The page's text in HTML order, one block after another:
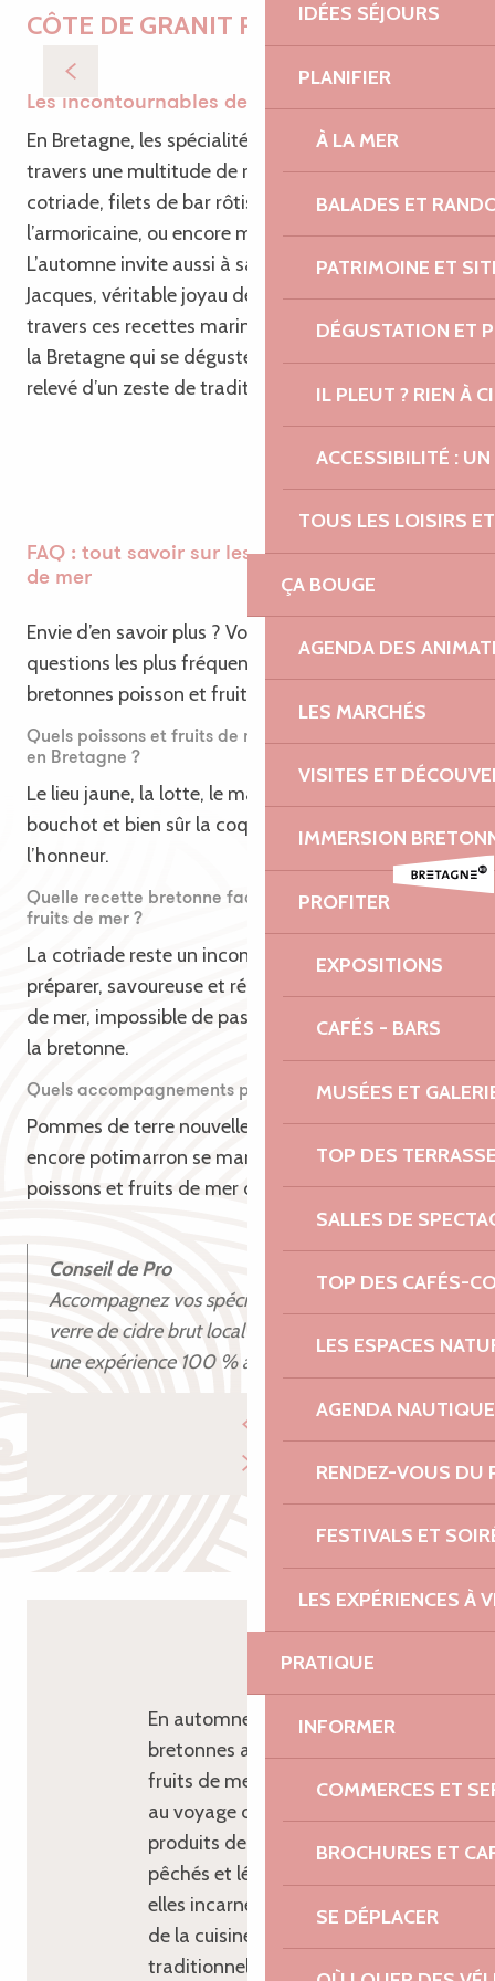
IDÉES SÉJOURS
PLANIFIER
À LA MER
BALADES ET
PATRIMOINE ET
DÉGUSTATION ET
IL PLEUT ? RIEN À
ACCESSIBILITÉ :
TOUS LES LOISIRS
ÇA BOUGE
AGENDA DES
LES MARCHÉS
VISITES ET
IMMERSION
PROFITER
EXPOSITIONS
CAFÉS - BARS
MUSÉES ET
TOP DES
SALLES DE
TOP DES CAFÉS-
LES ESPACES
AGENDA NAUTIQUE
RENDEZ-VOUS DU
FESTIVALS ET
LES EXPÉRIENCES À
PRATIQUE
INFORMER
COMMERCES ET
BROCHURES ET
SE DÉPLACER
CÔTE DE GRANIT ROSE
Les coquilles Saint-Jacques à la bretonne
Les incontournables de la cuisine bretonne
En Bretagne, les spécialités de la mer se révèlent à
travers une multitude de recettes emblématiques :
cotriade, filets de bar rôtis au beurre salé, lotte à
l’armoricaine, ou encore moules à la crème.
L’automne invite aussi à savourer la coquille Saint-
Jacques, véritable joyau des côtes bretonnes. À
travers ces recettes marinières, c’est toute l’âme de
la Bretagne qui se déguste : l’océan dans l’assiette,
relevé d’un zeste de tradition locale !
FAQ : tout savoir sur les plats à base de fruits
de mer
Envie d’en savoir plus ? Voici les réponses aux
questions les plus fréquentes autour des recettes
bretonnes poisson et fruits de mer.
Quels poissons et fruits de mer privilégier en automne
en Bretagne ?
Le lieu jaune, la lotte, le maquereau, les moules de
bouchot et bien sûr la coquille Saint-Jacques sont à
l’honneur.
Quelle recette bretonne facile pour cuisiner poisson et
fruits de mer ?
La cotriade reste un incontournable : simple à
préparer, savoureuse et réconfortante. Côté fruits
de mer, impossible de passer à côté des moules à
la bretonne.
Quels accompagnements pour les plats de la mer ?
Pommes de terre nouvelles, carottes, choux ou
encore potimarron se marient parfaitement aux
poissons et fruits de mer d’automne.
Conseil de Pro
Accompagnez vos spécialités bretonnes d’un
verre de cidre brut local ou d’un chouchen pour
une expérience 100 % authentique.
En automne, les recettes
bretonnes au poisson et aux
fruits de mer sont une invitation
au voyage culinaire. Entre
produits de la mer fraîchement
pêchés et légumes de saison,
elles incarnent l’essence même
de la cuisine bretonne
traditionnelle : simple, généreuse